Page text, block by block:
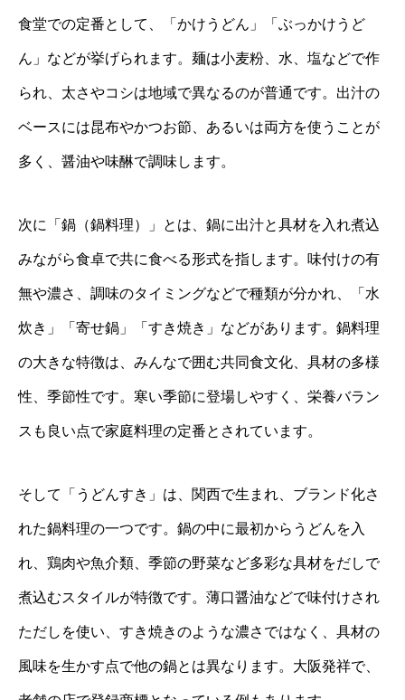
食堂での定番として、「かけうどん」「ぶっかけうど
ん」などが挙げられます。麺は小麦粉、水、塩などで作
られ、太さやコシは地域で異なるのが普通です。出汁の
ベースには昆布やかつお節、あるいは両方を使うことが
多く、醤油や味醂で調味します。
次に「鍋（鍋料理）」とは、鍋に出汁と具材を入れ煮込
みながら食卓で共に食べる形式を指します。味付けの有
無や濃さ、調味のタイミングなどで種類が分かれ、「水
炊き」「寄せ鍋」「すき焼き」などがあります。鍋料理
の大きな特徴は、みんなで囲む共同食文化、具材の多様
性、季節性です。寒い季節に登場しやすく、栄養バラン
スも良い点で家庭料理の定番とされています。
そして「うどんすき」は、関西で生まれ、ブランド化さ
れた鍋料理の一つです。鍋の中に最初からうどんを入
れ、鶏肉や魚介類、季節の野菜など多彩な具材をだしで
煮込むスタイルが特徴です。薄口醤油などで味付けされ
ただしを使い、すき焼きのような濃さではなく、具材の
風味を生かす点で他の鍋とは異なります。大阪発祥で、